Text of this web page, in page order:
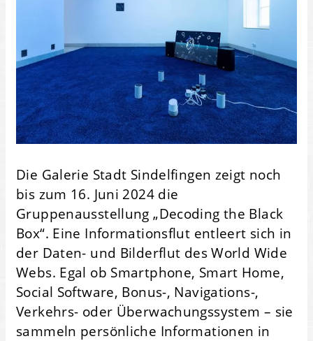
Die Galerie Stadt Sindelfingen zeigt noch
bis zum 16. Juni 2024 die
Gruppenausstellung „Decoding the Black
Box“. Eine Informationsflut entleert sich in
der Daten- und Bilderflut des World Wide
Webs. Egal ob Smartphone, Smart Home,
Social Software, Bonus-, Navigations-,
Verkehrs- oder Überwachungssystem – sie
sammeln persönliche Informationen in